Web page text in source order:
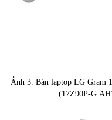
Ảnh 3. Bán laptop LG Gram
(17Z90P-